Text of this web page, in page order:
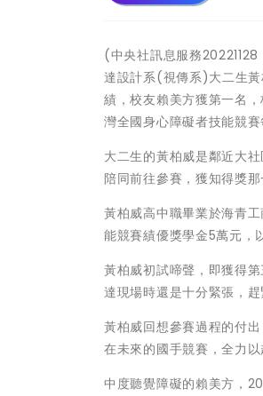
(中央社訊息服務
達設計系(視傳系)大二生
績，校友賴美方獲第一名
灣全國身心障礙者技能競
大二生的黃柏威是鄰近大
陪同前往參賽，獲知得獎
黃柏威高中職畢業於海青
能競賽績優獎學金5萬元，
黃柏威初試啼聲，即獲得
達現場時還是十分緊張，
黃柏威回想參賽過程的付
在未來的國手競賽，全力以
中度聽覺障礙的賴美方，